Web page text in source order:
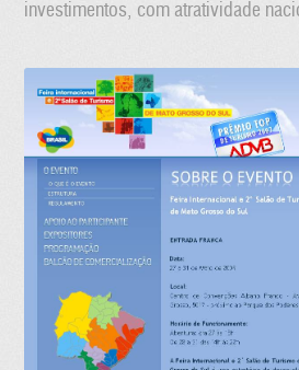
investimentos, com atratividade